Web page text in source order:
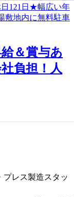
＆賞与あ
負担！人
プレス製造スタッ